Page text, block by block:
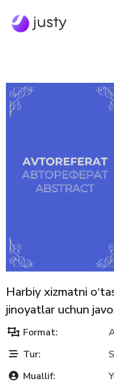
Harbiy xizmatni
jinoyatlar uchun
Format:
Tur:
Muallif: